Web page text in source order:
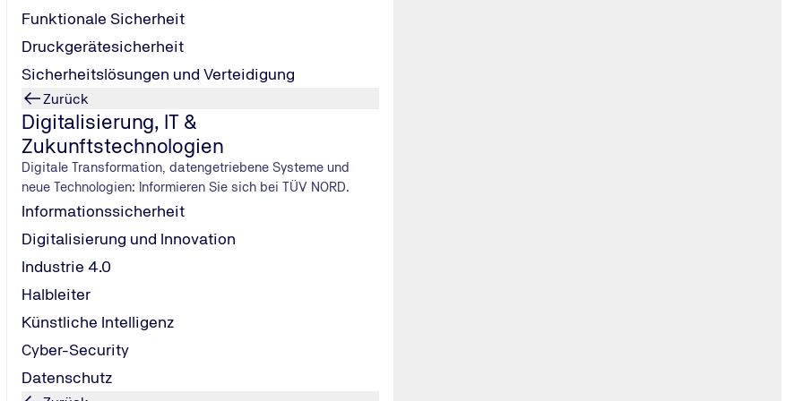
Funktionale Sicherheit
Druckgerätesicherheit
Sicherheitslösungen und Verteidigung
Zurück
Digitalisierung, IT &
Zukunftstechnologien
Digitale Transformation, datengetriebene Systeme und
neue Technologien: Informieren Sie sich bei TÜV NORD.
Informationssicherheit
Digitalisierung und Innovation
Industrie 4.0
Halbleiter
Künstliche Intelligenz
Cyber-Security
Datenschutz
wann Ihre
Ihren
rechtzeitig